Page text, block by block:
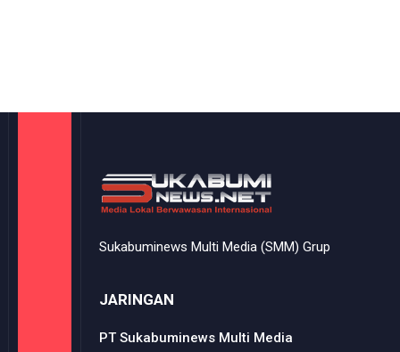
Sukabuminews Multi Media (SMM) Grup
JARINGAN
PT Sukabuminews Multi Media